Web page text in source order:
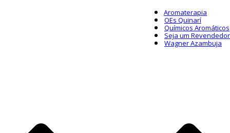
Aromaterapia
OEs Quinarí
Químicos Aromáticos
Seja um Revendedor
Wagner Azambuja